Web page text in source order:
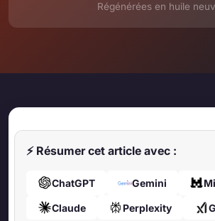
Régénérées en huile
⚡ Résumer cet article avec :
ChatGPT Gemini
Claude Perplexity